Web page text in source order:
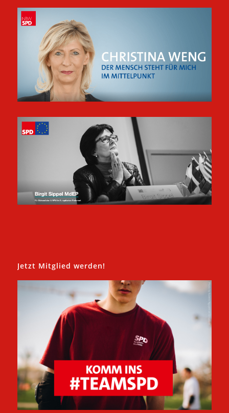
Jetzt Mitglied werden!